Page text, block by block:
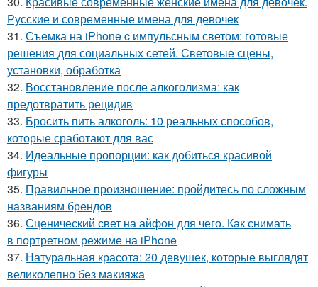
Русские и современные имена для девочек
31. Съемка на iPhone c импульсным светом: готовые
решения для социальных сетей. Световые сцены,
установки, обработка
32. Восстановление после алкоголизма: как
предотвратить рецидив
33. Бросить пить алкоголь: 10 реальных способов,
которые сработают для вас
34. Идеальные пропорции: как добиться красивой
фигуры
35. Правильное произношение: пройдитесь по сложным
названиям брендов
36. Сценический свет на айфон для чего. Как снимать
в портретном режиме на iPhone
37. Натуральная красота: 20 девушек, которые выглядят
великолепно без макияжа